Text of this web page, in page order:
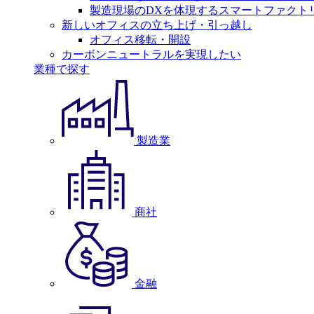
製造現場のDXを体現するスマートファクト
新しいオフィスの立ち上げ・引っ越し
オフィス移転・開設
カーボンニュートラルを実現したい
業種で探す
製造業
商社
金融